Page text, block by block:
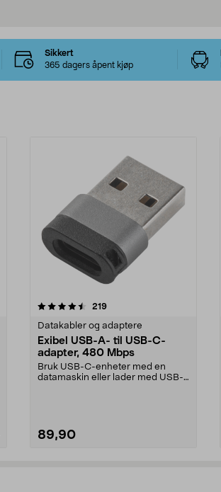
Sikkert
365 dagers åpent kjøp
219anmeldelser
Datakabler og adaptere
Exibel USB-A- til USB-C-
adapter, 480 Mbps
Bruk USB-C-enheter med en
datamaskin eller lader med USB-
89,90
4.0 av 5 stjerner